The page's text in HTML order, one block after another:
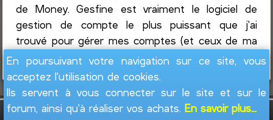
de Money. Gesfine est vraiment le logiciel de
gestion de compte le plus puissant que j'ai
trouvé pour gérer mes comptes (et ceux de ma
femme et ceux de m...Lire la suite
En poursuivant votre navigation sur ce site, vous
acceptez l'utilisation de cookies.
Ils servent à vous connecter sur le site et sur le
forum, ainsi qu'à réaliser vos achats.En savoir plus...
GesFine - Copyright © 2008 - 2026Jacques